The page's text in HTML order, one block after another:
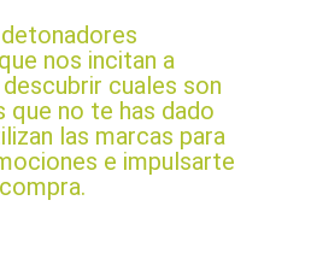
nos incitan a
descubrir cuales son
no te has dado
las marcas para
e impulsarte